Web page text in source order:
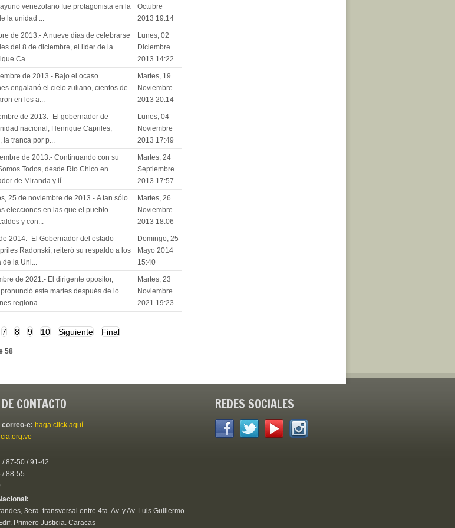
venezolano fue protagonista en la
la unidad ...
Octubre
2013 19:14
de 2013.- A nueve días de celebrarse
del 8 de diciembre, el líder de la
Ca...
Lunes, 02
Diciembre
2013 14:22
de 2013.- Bajo el ocaso
engalanó el cielo zuliano, cientos de
en los a...
Martes, 19
Noviembre
2013 20:14
de 2013.- El gobernador de
nacional, Henrique Capriles,
la tranca por p...
Lunes, 04
Noviembre
2013 17:49
de 2013.- Continuando con su
Todos, desde Río Chico en
de Miranda y lí...
Martes, 24
Septiembre
2013 17:57
25 de noviembre de 2013.- A tan sólo
elecciones en las que el pueblo
y con...
Martes, 26
Noviembre
2013 18:06
2014.- El Gobernador del estado
Radonski, reiteró su respaldo a los
de la Uni...
Domingo, 25
Mayo 2014
15:40
de 2021.- El dirigente opositor,
este martes después de lo
regiona...
Martes, 23
Noviembre
2021 19:23
7 8 9 10 Siguiente Final
58
CONTACTO
correo-e: haga click aquí
87-50 / 91-42
/ 88-55
3era. transversal entre 4ta. Av. y Av. Luis Guillermo
Primero Justicia. Caracas
REDES SOCIALES